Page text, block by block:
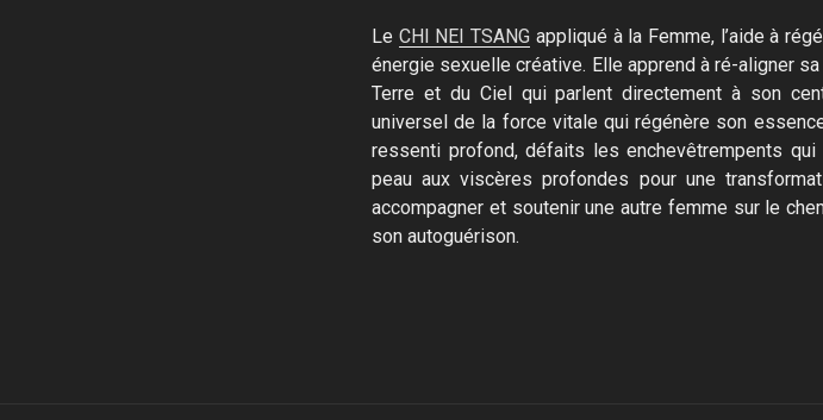
Le CHI NEI TSANG appliqué à la Femme, l’aide à
énergie sexuelle créative. Elle apprend à ré-aligner
Terre et du Ciel qui parlent directement à son
universel de la force vitale qui régénère son
ressenti profond, défaits les enchevêtrempents
peau aux viscères profondes pour une
accompagner et soutenir une autre femme sur le
son autoguérison.